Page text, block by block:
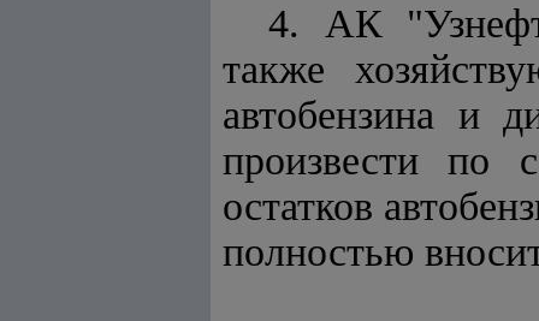
4. АК
также
автобензина и
произвести по
остатков
полностью